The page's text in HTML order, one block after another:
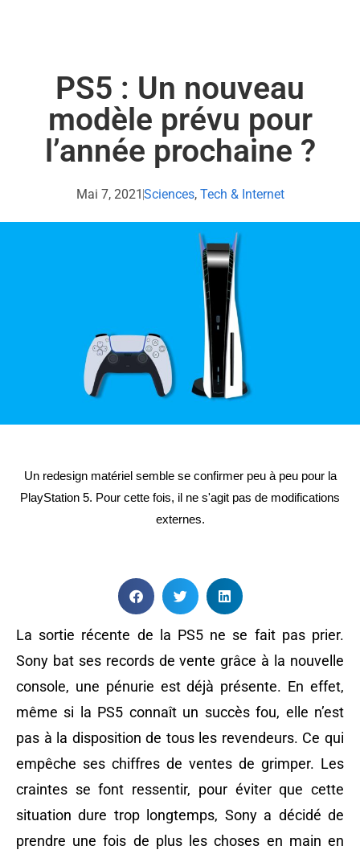
PS5 : Un nouveau
modèle prévu pour
l’année prochaine ?
Mai 7, 2021Sciences, Tech & Internet
Un redesign matériel semble se confirmer peu à peu pour la
PlayStation 5. Pour cette fois, il ne s'agit pas de modifications
externes.
La sortie récente de la PS5 ne se fait pas prier.
Sony bat ses records de vente grâce à la nouvelle
console, une pénurie est déjà présente. En effet,
même si la PS5 connaît un succès fou, elle n’est
pas à la disposition de tous les revendeurs. Ce qui
empêche ses chiffres de ventes de grimper. Les
craintes se font ressentir, pour éviter que cette
situation dure trop longtemps, Sony a décidé de
prendre une fois de plus les choses en main en